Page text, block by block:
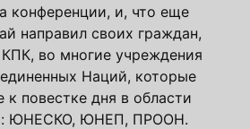
конференции, и, что еще
направил своих граждан,
во многие учреждения
Наций, которые
повестке дня в области
ЮНЕСКО, ЮНЕП, ПРООН.